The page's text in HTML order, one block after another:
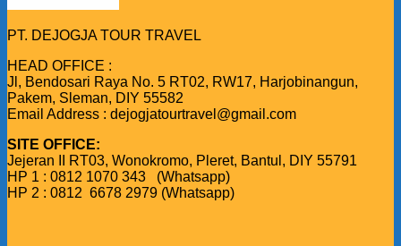
PT. DEJOGJA TOUR TRAVEL
HEAD OFFICE :
Jl, Bendosari Raya No. 5 RT02, RW17, Harjobinangun,
Pakem, Sleman, DIY 55582
Email Address : dejogjatourtravel@gmail.com
SITE OFFICE:
Jejeran II RT03, Wonokromo, Pleret, Bantul, DIY 55791
HP 1 : 0812 1070 343 (Whatsapp)
HP 2 : 0812 6678 2979 (Whatsapp)